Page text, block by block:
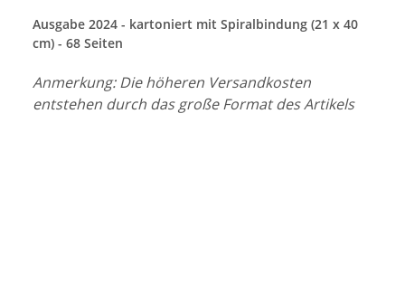
Ausgabe 2024 - kartoniert mit Spiralbindung (21 x 40
cm) - 68 Seiten
Anmerkung: Die höheren Versandkosten
entstehen durch das große Format des Artikels